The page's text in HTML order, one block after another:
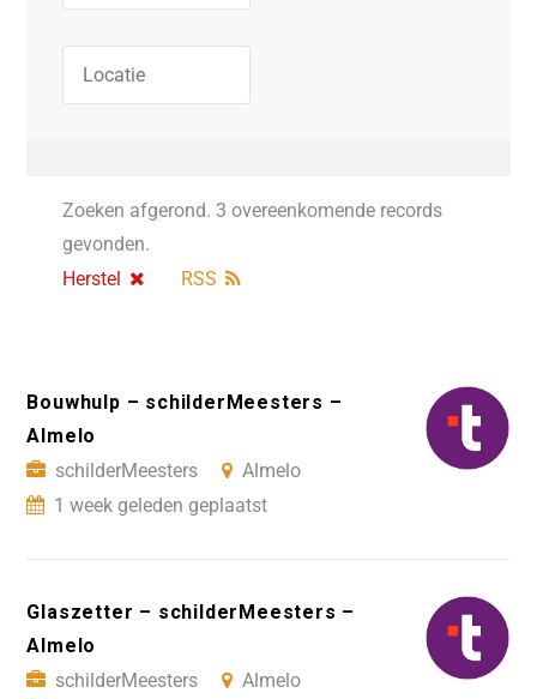
Zoeken afgerond. 3 overeenkomende records
gevonden.
Herstel
RSS
Bouwhulp – schilderMeesters –
Almelo
schilderMeesters
Almelo
1 week geleden geplaatst
Glaszetter – schilderMeesters –
Almelo
schilderMeesters
Almelo